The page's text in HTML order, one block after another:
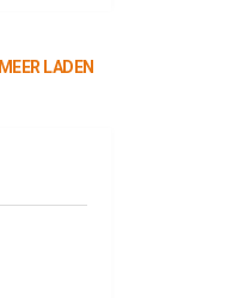
MEER LADEN